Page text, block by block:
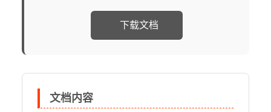
下载文档
文档内容